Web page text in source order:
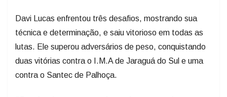
Davi Lucas enfrentou três desafios, mostrando sua
técnica e determinação, e saiu vitorioso em todas as
lutas. Ele superou adversários de peso, conquistando
duas vitórias contra o I.M.A de Jaraguá do Sul e uma
contra o Santec de Palhoça.